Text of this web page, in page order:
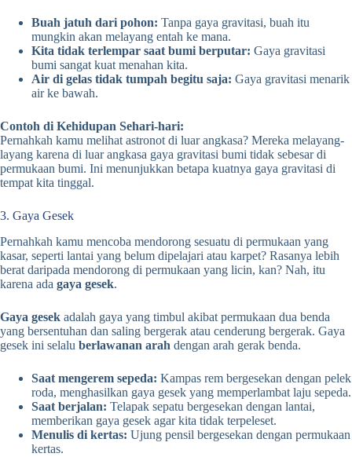
Buah jatuh dari pohon: Tanpa gaya gravitasi, buah itu
mungkin akan melayang entah ke mana.
Kita tidak terlempar saat bumi berputar: Gaya gravitasi
bumi sangat kuat menahan kita.
Air di gelas tidak tumpah begitu saja: Gaya gravitasi menarik
air ke bawah.
Contoh di Kehidupan Sehari-hari:
Pernahkah kamu melihat astronot di luar angkasa? Mereka melayang-
layang karena di luar angkasa gaya gravitasi bumi tidak sebesar di
permukaan bumi. Ini menunjukkan betapa kuatnya gaya gravitasi di
tempat kita tinggal.
3. Gaya Gesek
Pernahkah kamu mencoba mendorong sesuatu di permukaan yang
kasar, seperti lantai yang belum dipelajari atau karpet? Rasanya lebih
berat daripada mendorong di permukaan yang licin, kan? Nah, itu
karena ada gaya gesek.
Gaya gesek adalah gaya yang timbul akibat permukaan dua benda
yang bersentuhan dan saling bergerak atau cenderung bergerak. Gaya
gesek ini selalu berlawanan arah dengan arah gerak benda.
Saat mengerem sepeda: Kampas rem bergesekan dengan pelek
roda, menghasilkan gaya gesek yang memperlambat laju sepeda.
Saat berjalan: Telapak sepatu bergesekan dengan lantai,
memberikan gaya gesek agar kita tidak terpeleset.
Menulis di kertas: Ujung pensil bergesekan dengan permukaan
kertas.